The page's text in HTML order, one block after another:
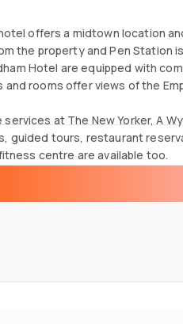
offers a midtown location
the property and Pen Station
Hotel are equipped with
rooms offer views of the
at The New Yorker, A
guided tours, restaurant
centre are available too.